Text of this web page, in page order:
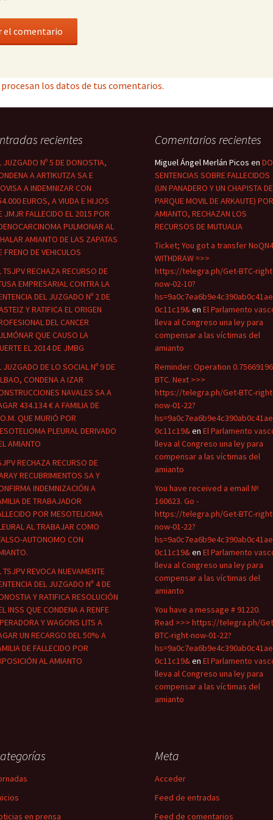
los datos de tus comentarios.
recientes
JUZGADO Nº 5 DE DONOSTIA,
A ARTIKUTZA SA E
A INDEMNIZAR CON
EUROS, A VIUDA E HIJOS
JMJR FALLECIDO EL 2015 POR
PULMONAR AL
AMIANTO DE LAS ZAPATAS
FRENO DE VEHICULOS
TSJPV RECHAZA RECURSO DE
EMPRESARIAL CONTRA LA
DEL JUZGADO Nº 2 DE
Y RATIFICA EL ORIGEN
DEL CANCER
QUE CAUSO LA
EL 2014 DE JMBG
JUZGADO DE LO SOCIAL Nº 9 DE
CONDENA A IZAR
NAVALES SA A
434.134 € A FAMILIA DE
QUE MURIÓ POR
PLEURAL DERIVADO
AMIANTO
RECHAZA RECURSO DE
RECUBRIMIENTOS SA Y
INDEMNIZACIÓN A
DE TRABAJADOR
POR MESOTELIOMA
AL TRABAJAR COMO
AUTONOMO CON
TSJPV REVOCA NUEVAMENTE
DEL JUZGADO Nª 4 DE
Y RATIFICA RESOLUCIÓN
INSS QUE CONDENA A RENFE
Y WAGONS LITS A
UN RECARGO DEL 50% A
DE FALLECIDO POR
AL AMIANTO
Comentarios recientes
Miguel Ángel Merlán Picos en
SENTENCIAS SOBRE FALLECIDOS
(UN PANADERO Y UN CHAPISTA
PARQUE MOVIL DE ARKAUTE) POR
AMIANTO, RECHAZAN LOS
RECURSOS DE MUTUALIA
Ticket; You got a transfer
WITHDRAW =>>
https://telegra.ph/Get-BTC-
now-02-10?
0c11c19&en El Parlamento
lleva al Congreso una ley para
compensar a las víctimas del
amianto
Reminder: Operation 0.75669196
BTC. Next >>>
https://telegra.ph/Get-BTC-
now-01-22?
0c11c19&en El Parlamento
lleva al Congreso una ley para
compensar a las víctimas del
amianto
You have received a email №
160623. Go -
https://telegra.ph/Get-BTC-
now-01-22?
0c11c19&en El Parlamento
lleva al Congreso una ley para
compensar a las víctimas del
amianto
You have a message # 91220.
Read >>> https://telegra.ph/
BTC-right-now-01-22?
0c11c19&en El Parlamento
lleva al Congreso una ley para
compensar a las víctimas del
amianto
en prensa
Meta
Acceder
Feed de entradas
Feed de comentarios